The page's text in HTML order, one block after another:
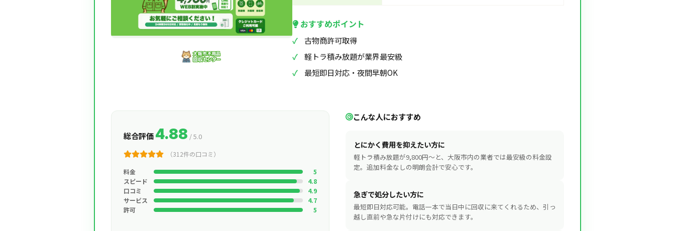
おすすめポイント
古物商許可取得
軽トラ積み放題が業界最安級
最短即日対応・夜間早朝OK
総合評価4.88 / 5.0
（312件の口コミ）
料金
5
スピード
4.8
口コミ
4.9
サービス
4.7
許可
5
こんな人におすすめ
とにかく費用を抑えたい方に
軽トラ積み放題が9,800円〜と、大阪市内の業者では最安級の料金設
定。追加料金なしの明朗会計で安心です。
急ぎで処分したい方に
最短即日対応可能。電話一本で当日中に回収に来てくれるため、引っ
越し直前や急な片付けにも対応できます。